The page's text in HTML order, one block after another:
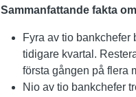
Sammanfattande fakta
Fyra av tio bankchefer
tidigare kvartal.
första gången på flera
Nio av tio bankchefer